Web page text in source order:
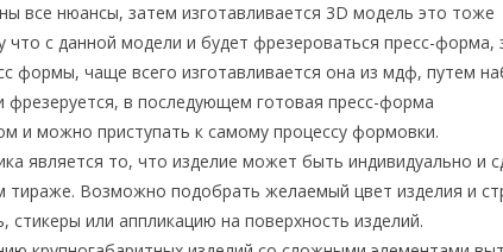
все нюансы, затем изготавливается 3D модель это тоже
с данной модели и будет фрезероваться пресс-форма,
формы, чаще всего изготавливается она из мдф, путем
фрезеруется, в последующем готовая пресс-форма
и можно приступать к самому процессу формовки.
является то, что изделие может быть индивидуально и
тираже. Возможно подобрать желаемый цвет изделия и
или аппликацию на поверхность изделий.